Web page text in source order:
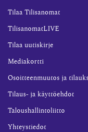
Tilaa Tilisanomat
TilisanomatLIVE
Tilaa uutiskirje
Mediakortti
Osoitteenmuutos ja
Tilaus- ja käyttöehdot
Taloushallintoliitto
Yhteystiedot